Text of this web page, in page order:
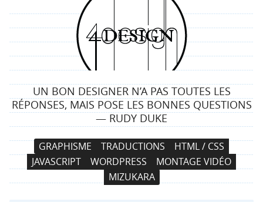
4
d
e
s
i
g
n
UN BON DESIGNER N’A PAS TOUTES LES
RÉPONSES, MAIS POSE LES BONNES QUESTIONS
— RUDY DUKE
GRAPHISME TRADUCTIONS
HTML / CSS
JAVASCRIPT
WORDPRESS
MONTAGE VIDÉO
MIZUKARA